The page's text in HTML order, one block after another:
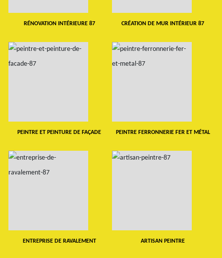
RÉNOVATION INTÉRIEURE 87 CRÉATION DE MUR INTÉRIEUR 87
PEINTRE ET PEINTURE DE FAÇADE PEINTRE FERRONNERIE FER ET MÉTAL
ENTREPRISE DE RAVALEMENT ARTISAN PEINTRE